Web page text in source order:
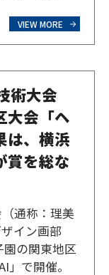
スのイメー
実際はどう
VIEW MORE
術大会
大会「ヘ
は、横浜
賞を総な
通称：理美
イン画部
の関東地区
で開催。